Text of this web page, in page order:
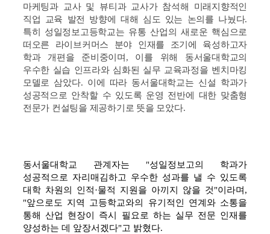
마케팅과 교사 및 뷰티과 교사가 참석해
미래지향적인
직업 교육 발전 방향에 대해 심도 있는 논의를 나눴다.
특히 성일정보고등학교는 유통 산업의 새로운 핵심으로
떠오른 라이브커머스 분야 인재를 조기에 육성하고자
학과 개편을 준비중이며, 이를 위해 동서울대학교의
우수한 실습 인프라와 심화된 실무 교육과정을 벤치마킹
모델로 삼았다. 이에 따라 동서울대학교는 신설 학과가
성공적으로 안착할 수 있도록 운영 전반에 대한 맞춤형
전문가 컨설팅을 제공하기로 뜻을 모았다.
동서울대학교 관계자는 "성일정보고의 학과가
성공적으로 자리매김하고 우수한 성과를 낼 수 있도록
대학 차원의 인적·물적 지원을 아끼지 않을 것"이라며,
"앞으로도 지역 고등학교와의 유기적인 연계와 소통을
통해 산업 현장이 즉시 필요로 하는 실무 전문 인재를
양성하는 데 앞장서겠다"고 밝혔다.